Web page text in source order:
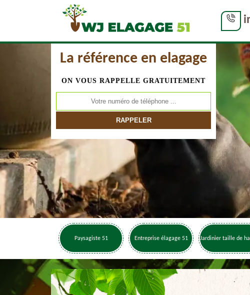
La référence en elagage
ON VOUS RAPPELLE GRATUITEMENT
Paysagiste 51 Entreprise élagage 51 Jardinier taille de